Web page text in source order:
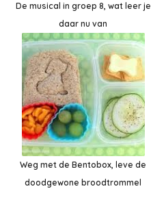
De musical in groep 8, wat leer je
daar nu van
Weg met de Bentobox, leve de
doodgewone broodtrommel